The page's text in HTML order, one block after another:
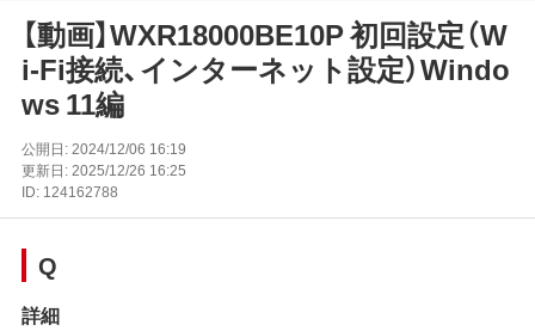
【動画】WXR18000BE10P 初回設定（W
i-Fi接続、インターネット設定）Windo
ws 11編
公開日:2024/12/06 16:19
更新日:2025/12/26 16:25
ID: 124162788
Q
詳細